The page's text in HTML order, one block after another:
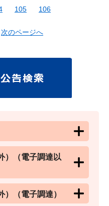
105 106
次のページへ
）（電子調達以
）（電子調達）